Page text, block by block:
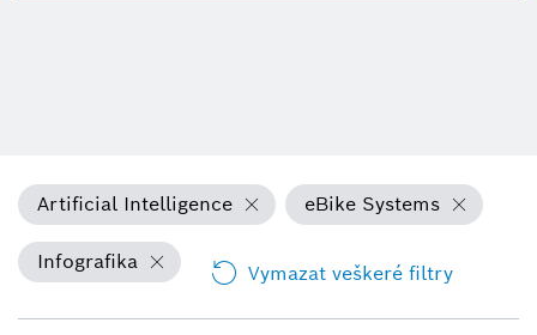
Artificial Intelligence eBike Systems
Infografika Vymazat veškeré filtry